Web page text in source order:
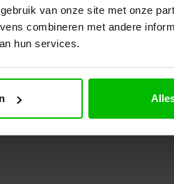
van onze site met onze
combineren met andere
hun services.